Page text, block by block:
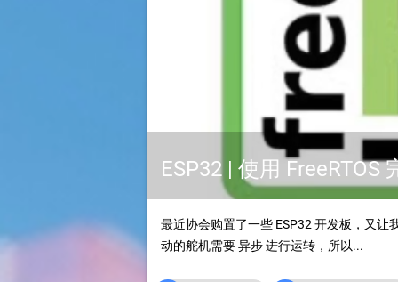
ESP32 | 使用
最近协会购置了一些 ESP32 开发板，又
动的舵机需要 异步 进行运转，所以...